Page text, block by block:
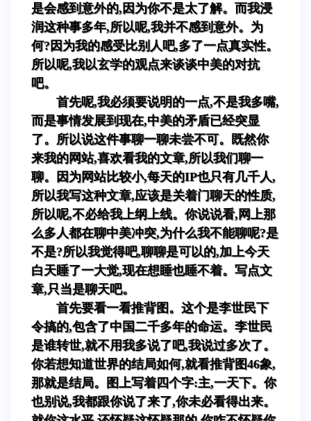
是会感到意外的,因为你不是太了解。而我浸
润这种事多年,所以呢,我并不感到意外。为
何?因为我的感受比别人吧,多了一点真实性。
所以呢,我以玄学的观点来谈谈中美的对抗
吧。
首先呢,我必须要说明的一点,不是我多嘴,
而是事情发展到现在,中美的矛盾已经突显
了。所以说这件事聊一聊未尝不可。既然你
来我的网站,喜欢看我的文章,所以我们聊一
聊。因为网站比较小,每天的IP也只有几千人,
所以我写这种文章,应该是关着门聊天的性质,
所以呢,不必给我上纲上线。你说说看,网上那
么多人都在聊中美冲突,为什么我不能聊呢?是
不是?所以我觉得吧,聊聊是可以的,加上今天
白天睡了一大觉,现在想睡也睡不着。写点文
章,只当是聊天吧。
首先要看一看推背图。这个是李世民下
令搞的,包含了中国二千多年的命运。李世民
是谁转世,就不用我多说了吧,我说过多次了。
你若想知道世界的结局如何,就看推背图46象,
那就是结局。图上写着四个字:主,一天下。你
也别说,我都跟你说了来了,你未必看得出来。